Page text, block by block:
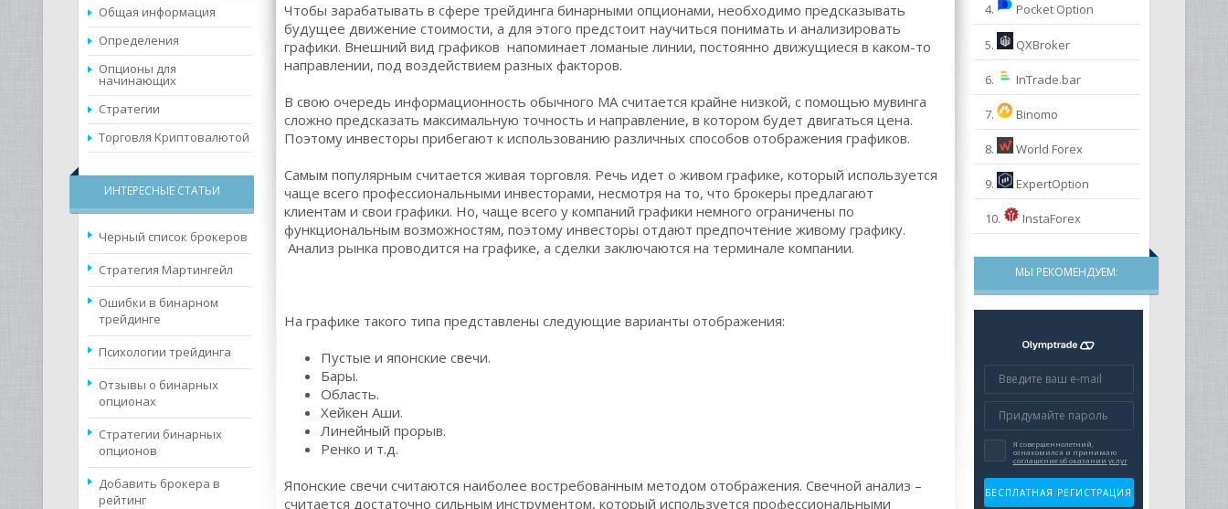
Общая информация
Определения
Опционы для
начинающих
Стратегии
Торговля Kриптовалютой
ИНТЕРЕСНЫЕ СТАТЬИ
Черный список брокеров
Cтратегия Мартингейл
Ошибки в бинарном
трейдинге
Психологии трейдинга
Отзывы о бинарных
опционах
Стратегии бинарных
опционов
Добавить брокера в
рейтинг
Чтобы зарабатывать в сфере трейдинга бинарными опционами, необходимо предсказывать
будущее движение стоимости, а для этого предстоит научиться понимать и анализировать
графики. Внешний вид графиков напоминает ломаные линии, постоянно движущиеся в каком-то
направлении, под воздействием разных факторов.
В свою очередь информационность обычного МА считается крайне низкой, с помощью мувинга
сложно предсказать максимальную точность и направление, в котором будет двигаться цена.
Поэтому инвесторы прибегают к использованию различных способов отображения графиков.
Самым популярным считается живая торговля. Речь идет о живом графике, который используется
чаще всего профессиональными инвесторами, несмотря на то, что брокеры предлагают
клиентам и свои графики. Но, чаще всего у компаний графики немного ограничены по
функциональным возможностям, поэтому инвесторы отдают предпочтение живому графику.
Анализ рынка проводится на графике, а сделки заключаются на терминале компании.
На графике такого типа представлены следующие варианты отображения:
Пустые и японские свечи.
Бары.
Область.
Хейкен Аши.
Линейный прорыв.
Ренко и т.д.
Японские свечи считаются наиболее востребованным методом отображения. Свечной анализ –
считается достаточно сильным инструментом, который используется профессиональными
4. Pocket Option
5. QXBroker
6. InTrade.bar
7. Binomo
8. World Forex
9. ExpertOption
10. InstaForex
МЫ РЕКОМЕНДУЕМ: